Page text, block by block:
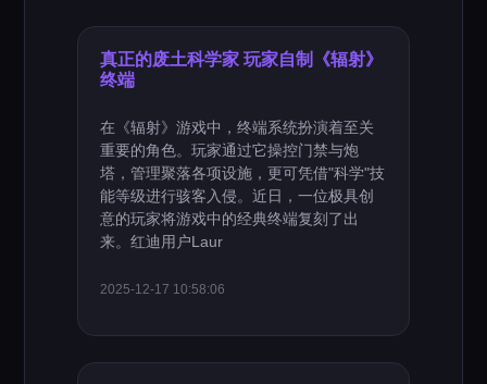
真正的废土科学家 玩家自制《辐射》
终端
在《辐射》游戏中，终端系统扮演着至关
重要的角色。玩家通过它操控门禁与炮
塔，管理聚落各项设施，更可凭借"科学"技
能等级进行骇客入侵。近日，一位极具创
意的玩家将游戏中的经典终端复刻了出
来。红迪用户Laur
2025-12-17 10:58:06